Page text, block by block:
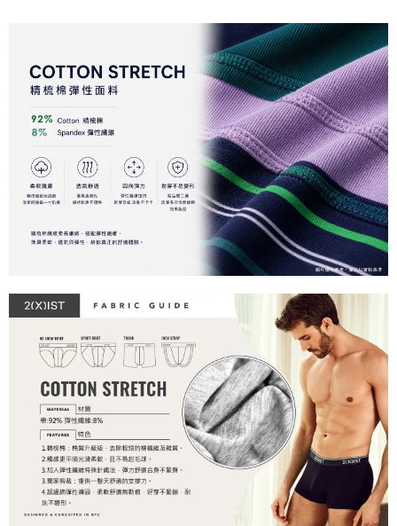
※ 交易是否成功請以「AFTEE先享後付 」之結帳頁面顯示為準，若有關於
是否繳費成功／繳費後需取消欲退款等相關疑問，請聯繫「AFTEE先享後付
客戶支援中心」https://netprotections.freshdesk.com/support/home
【注意事項】
１．透過由恩沛科技股份有限公司提供之「AFTEE先享後付」服務完成之交
易，需依本服務之必要範圍內提供個人資料，並將交易相關給付款項請求債
權轉讓予恩沛科技股份有限公司。
２．關於個人資料處理事宜，請瀏覽以下網址：
https://aftee.tw/terms/#terms3
３．未成年的使用者請事先徵得法定代理人或監護人之同意方可使用
「AFTEE先享後付」，若未經同意申辦者引起之損失，本公司不負相關責
任。
４．使用「AFTEE先享後付」時，將依據個別帳號之用戶狀況，依本公司即
時審查核予不同之上限額度；若仍有額度不足之情形，本公司將視審查結果
請求用戶進行身份認證。
５．嚴禁一人註冊多個帳號或使用他人資訊註冊。若發現惡意使用之情形，
恩沛科技股份有限公司將有權停止該用戶之使用額度並採取法律行動。
每筆NT$80，滿NT$1,200(含以上)免運費
每筆NT$85，滿NT$1,200(含以上)免運費
澎湖、金門、馬祖、小琉球、綠島、蘭嶼(郵局配送)
每筆NT$125
郵局快捷(隔天到貨，需先line@客服通知小編)
每筆NT$100
查看運費